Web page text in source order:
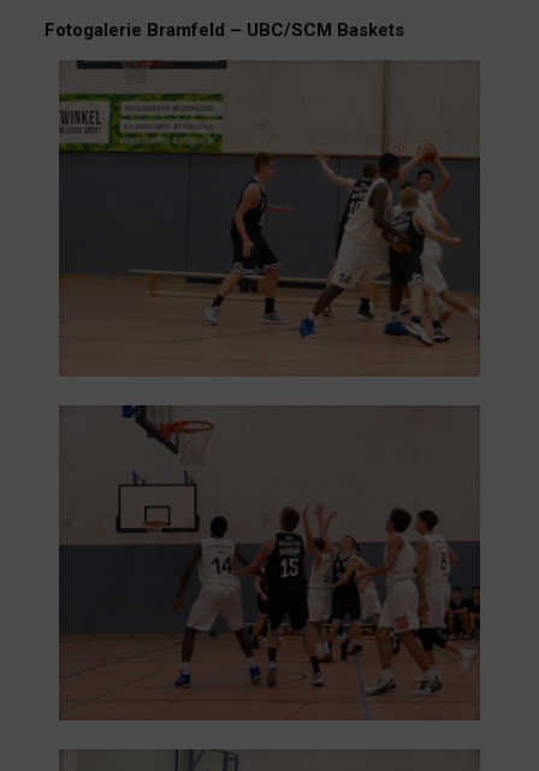
Fotogalerie Bramfeld – UBC/SCM Baskets